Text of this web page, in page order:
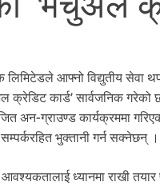
लिमिटेडले आफ्नो विद्युतीय सेवा
क्रेडिट कार्ड’ सार्वजनिक
अन-ग्राउण्ड कार्यक्रममा
भुक्तानी गर्न सक्नेछन् ।
ध्यानमा राखी